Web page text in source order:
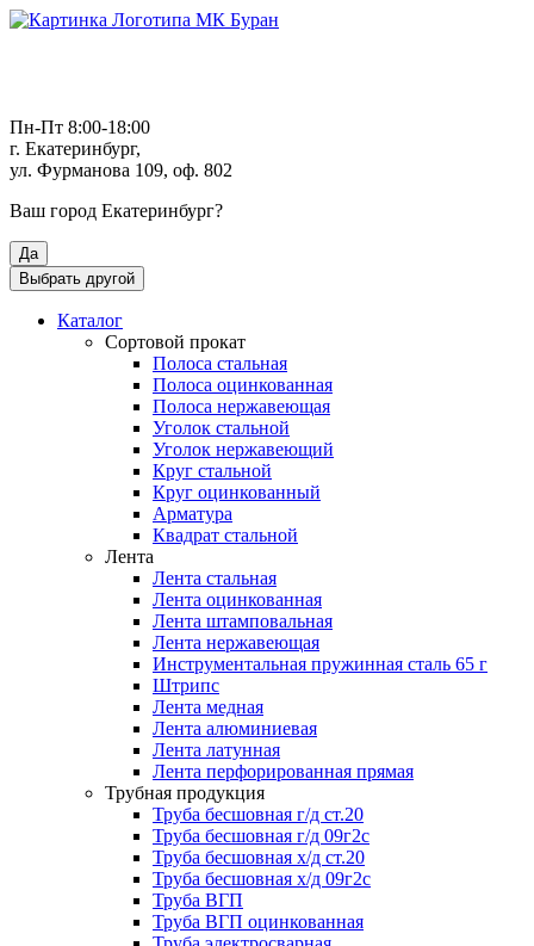
Пн-Пт 8:00-18:00
г. Екатеринбург,
ул. Фурманова 109, оф. 802
Ваш город Екатеринбург?
Да
Выбрать другой
Каталог
Сортовой прокат
Полоса стальная
Полоса оцинкованная
Полоса нержавеющая
Уголок стальной
Уголок нержавеющий
Круг стальной
Круг оцинкованный
Арматура
Квадрат стальной
Лента
Лента стальная
Лента оцинкованная
Лента штамповальная
Лента нержавеющая
Инструментальная пружинная сталь 65 г
Штрипс
Лента медная
Лента алюминиевая
Лента латунная
Лента перфорированная прямая
Трубная продукция
Труба бесшовная г/д ст.20
Труба бесшовная г/д 09г2с
Труба бесшовная х/д ст.20
Труба бесшовная х/д 09г2с
Труба ВГП
Труба ВГП оцинкованная